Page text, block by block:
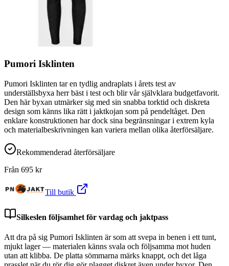
Pumori Isklinten
Pumori Isklinten tar en tydlig andraplats i årets test av
underställsbyxa herr bäst i test och blir vår självklara budgetfavorit.
Den här byxan utmärker sig med sin snabba torktid och diskreta
design som känns lika rätt i jaktkojan som på pendeltåget. Den
enklare konstruktionen har dock sina begränsningar i extrem kyla
och materialbeskrivningen kan variera mellan olika återförsäljare.
Rekommenderad återförsäljare
Från 695 kr
Till butik
Silkeslen följsamhet för vardag och jaktpass
Att dra på sig Pumori Isklinten är som att svepa in benen i ett tunt,
mjukt lager — materialen känns svala och följsamma mot huden
utan att klibba. De platta sömmarna märks knappt, och det låga